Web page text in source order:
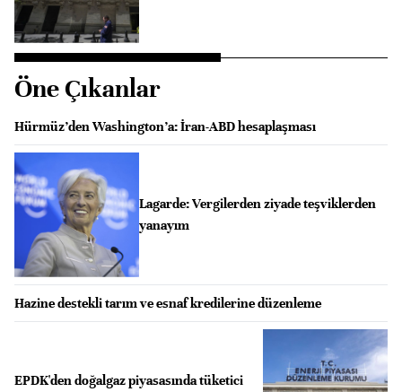
Öne Çıkanlar
Hürmüz’den Washington’a: İran-ABD hesaplaşması
Lagarde: Vergilerden ziyade teşviklerden
yanayım
Hazine destekli tarım ve esnaf kredilerine düzenleme
EPDK'den doğalgaz piyasasında tüketici